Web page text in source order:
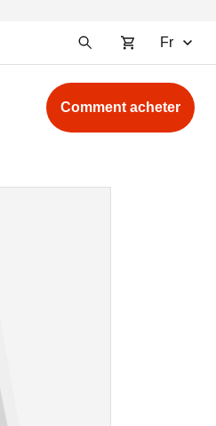
Fr
Comment acheter